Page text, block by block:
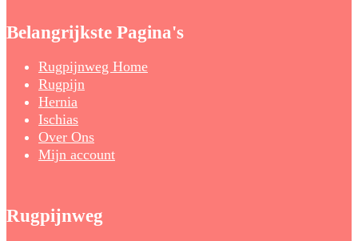
Belangrijkste Pagina's
Rugpijnweg Home
Rugpijn
Hernia
Ischias
Over Ons
Mijn account
Rugpijnweg